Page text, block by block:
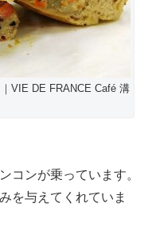
VIE DE FRANCE Café 溝
コンが乗っています。
を与えてくれていま